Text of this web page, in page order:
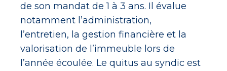
de son mandat de 1 à 3 ans. Il évalue
notamment l’administration,
l’entretien, la gestion financière et la
valorisation de l’immeuble lors de
l’année écoulée. Le quitus au syndic est